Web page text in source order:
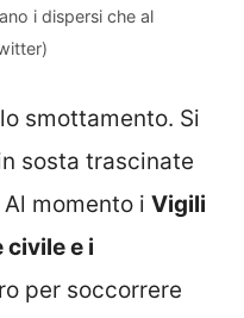
i dispersi che al
smottamento. Si
sosta trascinate
momento i Vigili
civile e i
per soccorrere